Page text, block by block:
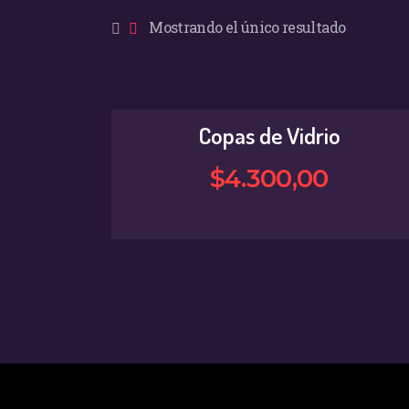
Mostrando el único resultado
Copas de Vidrio
$4.300,00